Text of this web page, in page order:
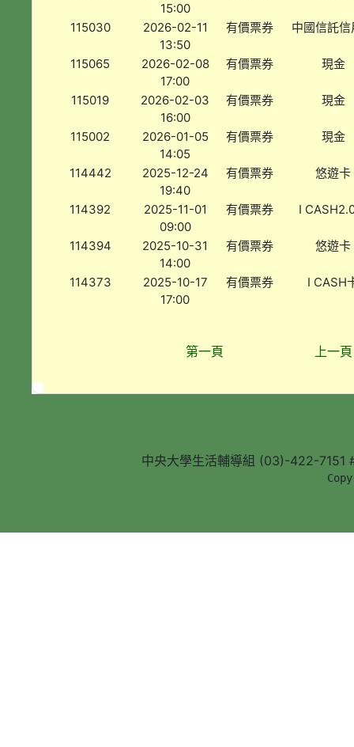
15:00
115030
2026-02-11
13:50
有價票券 中國信託信
115065
2026-02-08
17:00
有價票券 現金
115019
2026-02-03
16:00
有價票券 現金
115002
2026-01-05
14:05
有價票券 現金
114442
2025-12-24
19:40
有價票券 悠遊卡
114392
2025-11-01
09:00
有價票券 I
114394
2025-10-31
14:00
有價票券 悠遊卡
114373
2025-10-17
17:00
有價票券 I CASH
第一頁 上一頁
中央大學生活輔導組 (03)-422-7151